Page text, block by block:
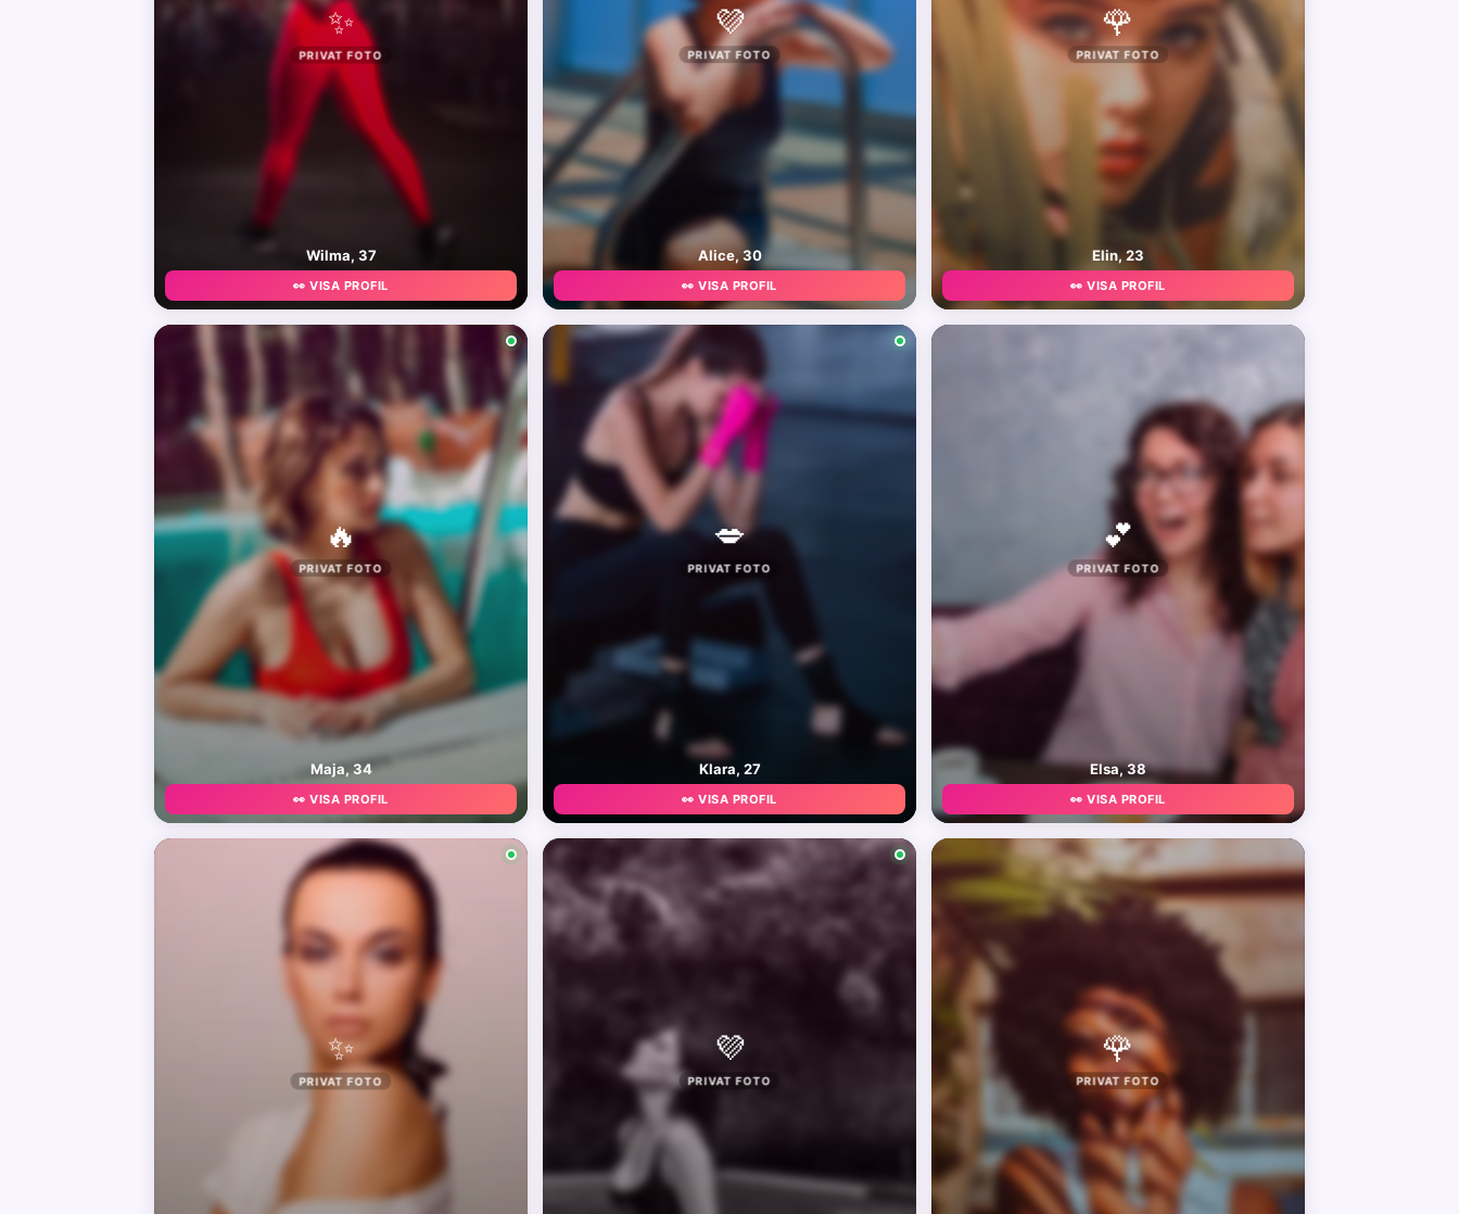
✨
PRIVAT FOTO
Wilma, 37
👀 VISA PROFIL
💜
PRIVAT FOTO
Alice, 30
👀 VISA PROFIL
🌹
PRIVAT FOTO
Elin, 23
👀 VISA PROFIL
🔥
PRIVAT FOTO
Maja, 34
👀 VISA PROFIL
💋
PRIVAT FOTO
Klara, 27
👀 VISA PROFIL
💕
PRIVAT FOTO
Elsa, 38
👀 VISA PROFIL
✨
PRIVAT FOTO
💜
PRIVAT FOTO
🌹
PRIVAT FOTO